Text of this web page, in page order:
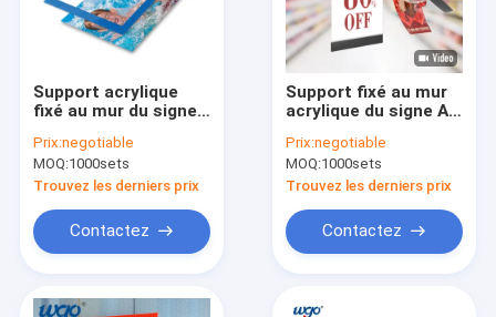
Support acrylique
fixé au mur du signe
auto-adhésif aucun
aimant requis
Prix:negotiable
MOQ:1000sets
Trouvez les derniers prix
Contactez
Support fixé au mur
acrylique du signe A4
document sur papier
ISO9001
Prix:negotiable
MOQ:1000sets
Trouvez les derniers prix
Contactez